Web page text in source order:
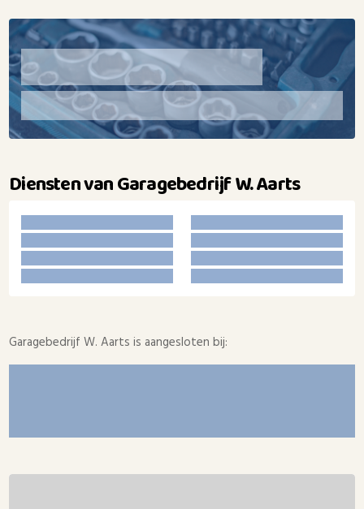
Diensten van Garagebedrijf W. Aarts
Garagebedrijf W. Aarts is aangesloten bij: